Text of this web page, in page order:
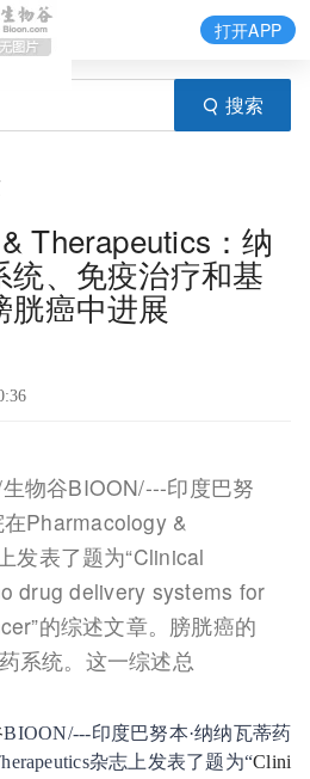
搜索
打开APP
Therapeutics：纳
、免疫治疗和基
胱癌中进展
物谷BIOON/---印度巴努
Pharmacology &
发表了题为“Clinical
drug delivery systems for
的综述文章。膀胱癌的
系统。这一综述总
BIOON/---印度巴努本·纳纳瓦蒂药
杂志上发表了题为“Clini